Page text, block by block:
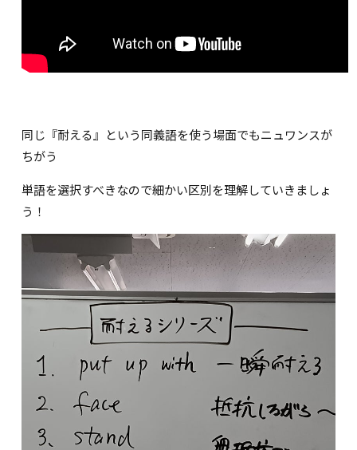
同じ『耐える』という同義語を使う場面でもニュワンスが
ちがう
単語を選択すべきなので細かい区別を理解していきましょ
う！